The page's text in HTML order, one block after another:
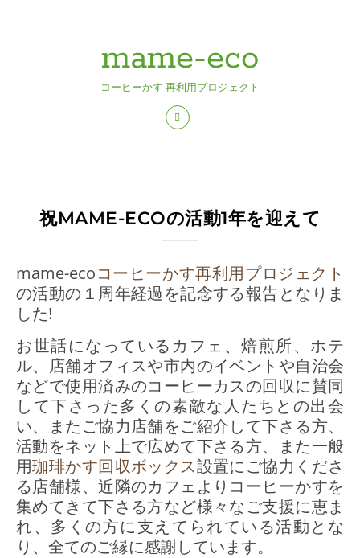
mame-eco
コーヒーかす 再利用プロジェクト
祝MAME-ECOの活動1年を迎えて
mame-ecoコーヒーかす再利用プロジェクト
の活動の１周年経過を記念する報告となりま
した!
お世話になっているカフェ、焙煎所、ホテ
ル、店舗オフィスや市内のイベントや自治会
などで使用済みのコーヒーカスの回収に賛同
して下さった多くの素敵な人たちとの出会
い、またご協力店舗をご紹介して下さる方、
活動をネット上で広めて下さる方、また一般
用珈琲かす回収ボックス設置にご協力くださ
る店舗様、近隣のカフェよりコーヒーかすを
集めてきて下さる方など様々なご支援に恵ま
れ、多くの方に支えてられている活動とな
り、全てのご縁に感謝しています。